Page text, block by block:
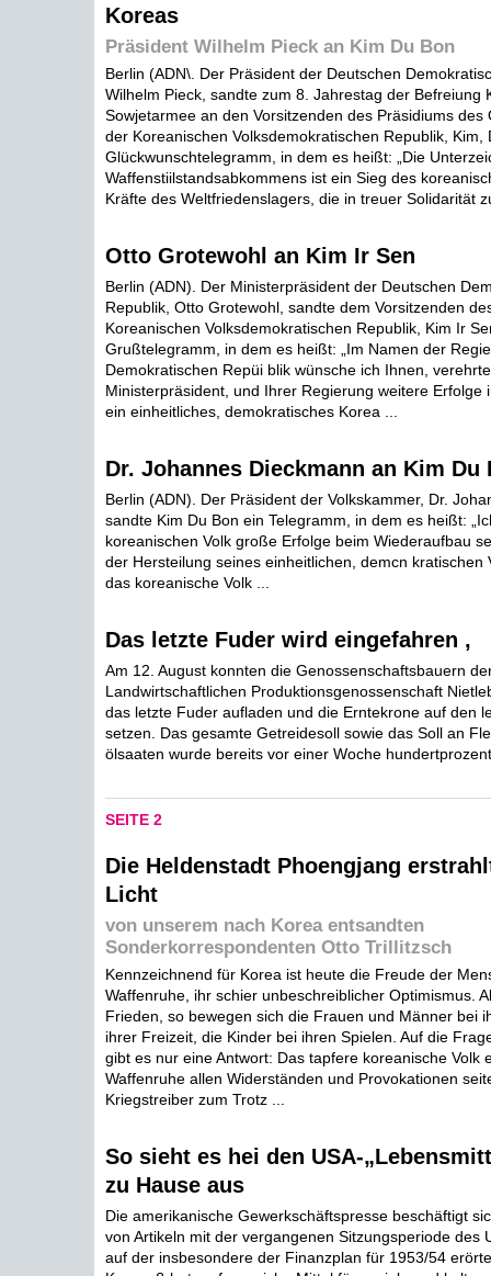
Koreas
Präsident Wilhelm Pieck an Kim Du Bon
Berlin (ADN\. Der Präsident der Deutschen
Wilhelm Pieck, sandte zum 8. Jahrestag der Befreiung
Sowjetarmee an den Vorsitzenden des Präsidiums des
der Koreanischen Volksdemokratischen Republik, Kim,
Glückwunschtelegramm, in dem es heißt: „Die
Waffenstiilstandsabkommens ist ein Sieg des
Kräfte des Weltfriedenslagers, die in treuer Solidarität
Otto Grotewohl an Kim Ir Sen
Berlin (ADN). Der Ministerpräsident der Deutschen
Republik, Otto Grotewohl, sandte dem Vorsitzenden
Koreanischen Volksdemokratischen Republik, Kim Ir
Grußtelegramm, in dem es heißt: „Im Namen der
Demokratischen Repüi blik wünsche ich Ihnen,
Ministerpräsident, und Ihrer Regierung weitere Erfolge
ein einheitliches, demokratisches Korea ...
Dr. Johannes Dieckmann an Kim Du
Berlin (ADN). Der Präsident der Volkskammer, Dr.
sandte Kim Du Bon ein Telegramm, in dem es heißt:
koreanischen Volk große Erfolge beim Wiederaufbau
der Hersteilung seines einheitlichen, demcn kratischen
das koreanische Volk ...
Das letzte Fuder wird eingefahren ,
Am 12. August konnten die Genossenschaftsbauern
Landwirtschaftlichen Produktionsgenossenschaft
das letzte Fuder aufladen und die Erntekrone auf den
setzen. Das gesamte Getreidesoll sowie das Soll an
ölsaaten wurde bereits vor einer Woche
SEITE 2
Die Heldenstadt Phoengjang
Licht
von unserem nach Korea entsandten
Sonderkorrespondenten Otto Trillitzsch
Kennzeichnend für Korea ist heute die Freude der
Waffenruhe, ihr schier unbeschreiblicher Optimismus.
Frieden, so bewegen sich die Frauen und Männer bei
ihrer Freizeit, die Kinder bei ihren Spielen. Auf die
gibt es nur eine Antwort: Das tapfere koreanische Volk
Waffenruhe allen Widerständen und Provokationen
Kriegstreiber zum Trotz ...
So sieht es hei den USA-
zu Hause aus
Die amerikanische Gewerkschäftspresse beschäftigt
von Artikeln mit der vergangenen Sitzungsperiode des
auf der insbesondere der Finanzplan für 1953/54